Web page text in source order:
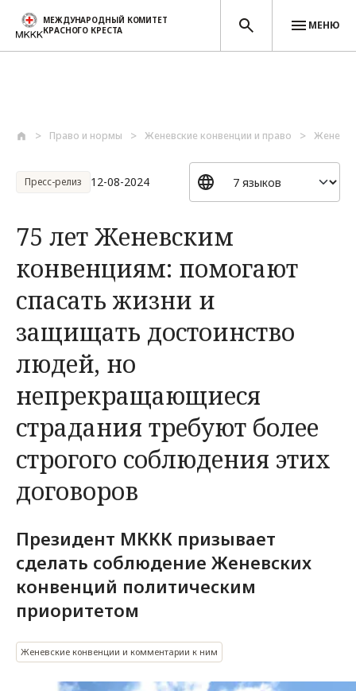
МЕЖДУНАРОДНЫЙ КОМИТЕТ
КРАСНОГО КРЕСТА
МЕНЮ
Право и нормы Женевские конвенции и право
Пресс-релиз 12-08-2024
75 лет Женевским
конвенциям: помогают
спасать жизни и
защищать достоинство
людей, но
непрекращающиеся
страдания требуют более
строгого соблюдения этих
договоров
Президент МККК призывает
сделать соблюдение Женевских
конвенций политическим
приоритетом
Женевские конвенции и комментарии к ним